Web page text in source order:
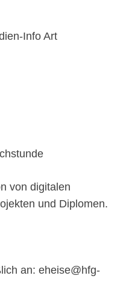
Info Art
von digitalen
und Diplomen.
an: eheise@hfg-